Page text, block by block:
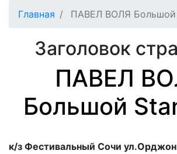
Главная ПАВЕЛ ВОЛЯ Большой
Заголовок
ПАВЕЛ
Большой
к/з Фестивальный Сочи